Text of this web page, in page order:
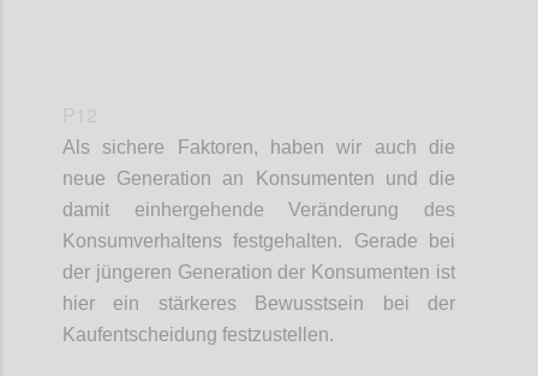
Als sichere Faktoren, haben wir auch die
neue Generation an Konsumenten und die
damit einhergehende Veränderung des
Konsumverhaltens festgehalten. Gerade bei
der jüngeren Generation der Konsumenten ist
hier ein stärkeres Bewusstsein bei der
Kaufentscheidung festzustellen.